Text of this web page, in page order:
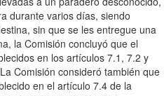
durante varios días, siendo
sin que se les entregue una
la Comisión concluyó que el
en los artículos 7.1, 7.2 y
Comisión consideró también que
en el artículo 7.4 de la